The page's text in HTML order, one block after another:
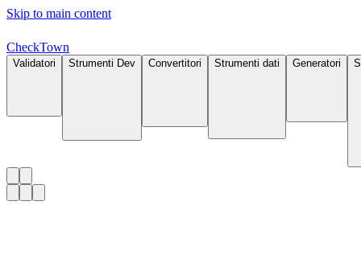
Skip to main content
CheckTown
Validatori Strumenti Dev Convertitori Strumenti dati Generatori